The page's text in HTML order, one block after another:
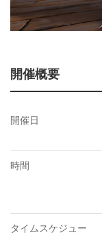
開催概要
開催日
時間
タイムスケジュー